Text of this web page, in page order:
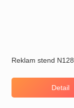
Reklam stend N128
Detail